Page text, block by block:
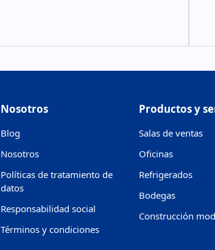
Nosotros
Blog
Nosotros
Políticas de tratamiento de
datos
Responsabilidad social
Términos y condiciones
Productos y
Salas de ventas
Oficinas
Refrigerados
Bodegas
Construcción